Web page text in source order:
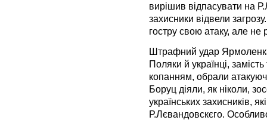
вирішив відпасувати на
захисники відвели
гостру свою атаку, але не
Штрафний удар
Поляки й українці,
копанням, обрали
Боруц діяли, як ніколи,
українських захисників,
Р.Лєвандовскєго.